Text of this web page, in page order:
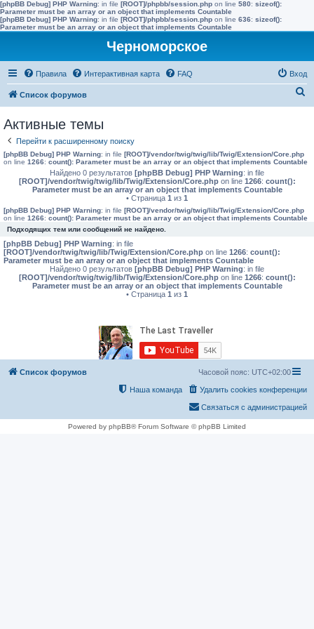
[phpBB Debug] PHP Warning: in file [ROOT]/phpbb/session.php on line 580: sizeof():
Parameter must be an array or an object that implements Countable
[phpBB Debug] PHP Warning: in file [ROOT]/phpbb/session.php on line 636: sizeof():
Parameter must be an array or an object that implements Countable
Черноморское
Правила Интерактивная карта FAQ Вход
Список форумов
к
Активные темы
Перейти к расширенному поиску
[phpBB Debug] PHP Warning: in file [ROOT]/vendor/twig/twig/lib/Twig/Extension/Core.php
on line 1266: count(): Parameter must be an array or an object that implements Countable
Найдено 0 результатов [phpBB Debug] PHP Warning: in file
[ROOT]/vendor/twig/twig/lib/Twig/Extension/Core.phpon line 1266: count():
Parameter must be an array or an object that implements Countable
• Страница 1 из 1
[phpBB Debug] PHP Warning: in file [ROOT]/vendor/twig/twig/lib/Twig/Extension/Core.php
on line 1266: count(): Parameter must be an array or an object that implements Countable
Подходящих тем или сообщений не найдено.
[phpBB Debug] PHP Warning: in file
[ROOT]/vendor/twig/twig/lib/Twig/Extension/Core.php on line 1266: count():
Parameter must be an array or an object that implements Countable
Найдено 0 результатов [phpBB Debug] PHP Warning: in file
[ROOT]/vendor/twig/twig/lib/Twig/Extension/Core.phpon line 1266: count():
Parameter must be an array or an object that implements Countable
• Страница 1 из 1
Список форумов Часовой пояс: UTC+02:00
Удалить cookies конференции
Наша команда
Связаться с администрацией
Powered by phpBB® Forum Software © phpBB Limited